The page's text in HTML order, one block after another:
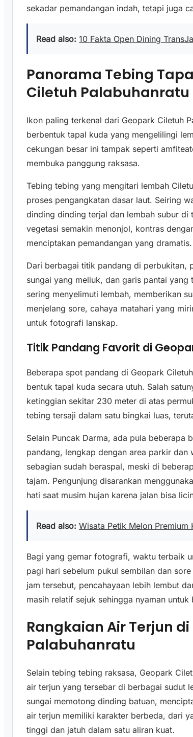
sekadar pemandangan indah, tetapi juga
Read also: 10 Fakta Open Dining
Panorama Tebing
Ciletuh Palabuhanratu
Ikon paling terkenal dari Geopark Ciletuh
berbentuk tapal kuda yang mengelilingi
cekungan besar ini tampak seperti
membuka panggung raksasa.
Tebing tebing yang mengitari lembah
proses pengangkatan dasar laut. Seiring
dinding dinding terjal dan lembah subur di
vegetasi semakin menonjol, kontras
menciptakan pemandangan yang dramatis.
Dari berbagai titik pandang di perbukitan,
sungai yang meliuk, dan garis pantai
sering menyelimuti lembah, memberikan
menjelang sore, cahaya matahari yang
untuk fotografi lanskap.
Titik Pandang Favorit di
Beberapa spot pandang di Geopark
bentuk tapal kuda secara utuh. Salah
ketinggian sekitar 230 meter di atas
tebing tersaji dalam satu bingkai luas,
Selain Puncak Darma, ada pula beberapa
pandang, lengkap dengan area parkir
sebagian sudah beraspal, meski di
tajam. Pengunjung disarankan
hati saat musim hujan karena jalan bisa
Read also: Wisata Petik Melon Premium
Bagi yang gemar fotografi, waktu terbaik
pagi hari sebelum pukul sembilan dan
jam tersebut, pencahayaan lebih lembut
masih relatif sejuk sehingga nyaman
Rangkaian Air Terjun
Palabuhanratu
Selain tebing tebing raksasa, Geopark
air terjun yang tersebar di berbagai sudut
sungai memotong dinding batuan,
air terjun memiliki karakter berbeda, dari
tinggi dan jatuh dalam satu aliran kuat.